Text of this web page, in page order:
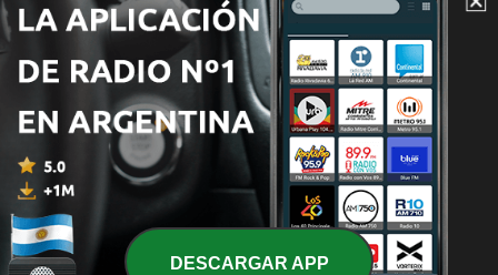
28/06/26
942 -
Sólo jazz - 60 minutos en la vida de Don Byron -
26/06/26
25 jun. 2026
941 - Solo jazz - Bill Evans en la BBC, 1965 - 24/06/26
23 jun. 2026
940 - Solo jazz - Cecil Taylor, un creador en todas las
vanguardias - 22/06/26DESCARGAR APP